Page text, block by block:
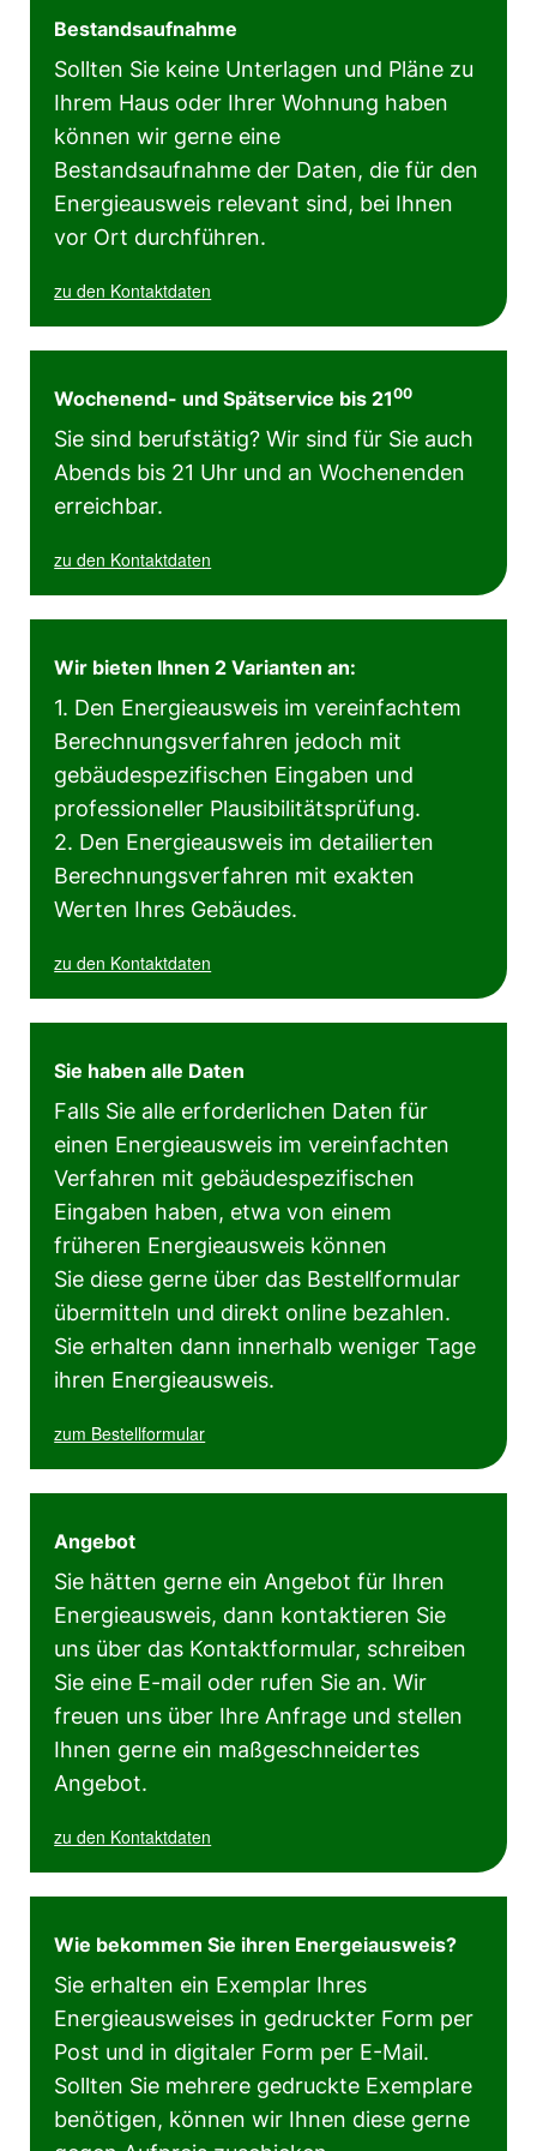
Bestandsaufnahme
Sollten Sie keine Unterlagen und Pläne zu
Ihrem Haus oder Ihrer Wohnung haben
können wir gerne eine
Bestandsaufnahme der Daten, die für den
Energieausweis relevant sind, bei Ihnen
vor Ort durchführen.
zu den Kontaktdaten
Wochenend- und Spätservice bis 2100
Sie sind berufstätig? Wir sind für Sie auch
Abends bis 21 Uhr und an Wochenenden
erreichbar.
zu den Kontaktdaten
Wir bieten Ihnen 2 Varianten an:
1. Den Energieausweis im vereinfachtem
Berechnungsverfahren jedoch mit
gebäudespezifischen Eingaben und
professioneller Plausibilitätsprüfung.
2. Den Energieausweis im detailierten
Berechnungsverfahren mit exakten
Werten Ihres Gebäudes.
zu den Kontaktdaten
Sie haben alle Daten
Falls Sie alle erforderlichen Daten für
einen Energieausweis im vereinfachten
Verfahren mit gebäudespezifischen
Eingaben haben, etwa von einem
früheren Energieausweis können
Sie diese gerne über das Bestellformular
übermitteln und direkt online bezahlen.
Sie erhalten dann innerhalb weniger Tage
ihren Energieausweis.
zum Bestellformular
Angebot
Sie hätten gerne ein Angebot für Ihren
Energieausweis, dann kontaktieren Sie
uns über das Kontaktformular, schreiben
Sie eine E-mail oder rufen Sie an. Wir
freuen uns über Ihre Anfrage und stellen
Ihnen gerne ein maßgeschneidertes
Angebot.
zu den Kontaktdaten
Wie bekommen Sie ihren Energeiausweis?
Sie erhalten ein Exemplar Ihres
Energieausweises in gedruckter Form per
Post und in digitaler Form per E-Mail.
Sollten Sie mehrere gedruckte Exemplare
benötigen, können wir Ihnen diese gerne